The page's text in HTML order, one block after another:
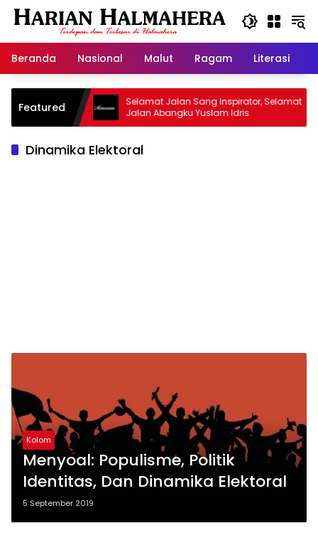
Langsung
Beranda
Nasional Malut Ragam Literasi
Featured
Warisan
Selamat Jalan Sang Inspirator, Selamat
Jalan Abangku Yuslam Idris
Dinamika Elektoral
Kolom
Menyoal: Populisme, Politik
Identitas, Dan Dinamika Elektoral
5 September 2019